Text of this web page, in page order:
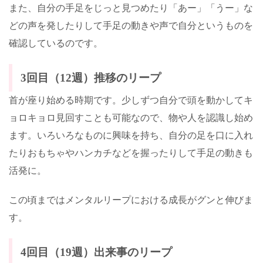
また、自分の手足をじっと見つめたり「あー」「うー」な
どの声を発したりして手足の動きや声で自分というものを
確認しているのです。
3 回目（12週）推移のリープ
首が座り始める時期です。少しずつ自分で頭を動かしてキ
ョロキョロ見回すことも可能なので、物や人を認識し始め
ます。いろいろなものに興味を持ち、自分の足を口に入れ
たりおもちゃやハンカチなどを握ったりして手足の動きも
活発に。
この頃まではメンタルリープにおける成長がグンと伸びま
す。
4回目（19週）出来事のリープ